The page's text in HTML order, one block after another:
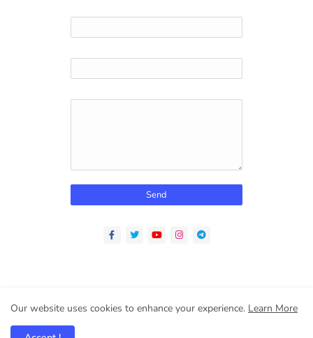
All Right Reserved Copyright © Design By Bharti Infotech @
Our website uses cookies to enhance your experience. Learn More